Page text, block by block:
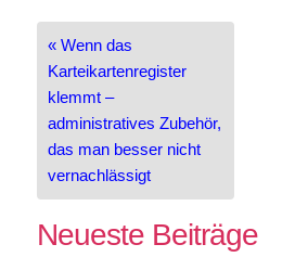
Beitragsnavigation
« Wenn das
Karteikartenregister
klemmt –
administratives Zubehör,
das man besser nicht
vernachlässigt
Neueste Beiträge